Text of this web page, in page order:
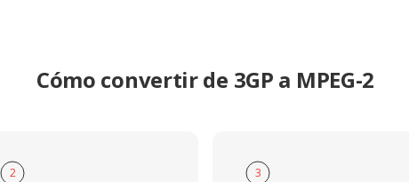
Cómo convertir de 3GP a MPEG-2
2 3